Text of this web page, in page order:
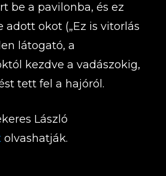
be a pavilonba, és ez
adott okot („Ez is vitorlás
látogató, a
kezdve a vadászokig,
tett fel a hajóról.
László
olvashatják.